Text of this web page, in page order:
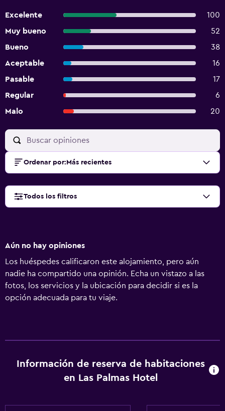
Excelente
100
Muy bueno
52
Bueno
38
Aceptable
16
Pasable
17
Regular
6
Malo
20
Ordenar por: Más recientes
Todos los filtros
Aún no hay opiniones
Los huéspedes calificaron este alojamiento, pero aún
nadie ha compartido una opinión. Echa un vistazo a las
fotos, los servicios y la ubicación para decidir si es la
opción adecuada para tu viaje.
Información de reserva de habitaciones
en Las Palmas Hotel